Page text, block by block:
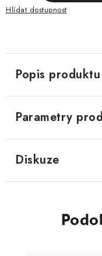
Hlídat
Popis produktu
Parametry
Diskuze